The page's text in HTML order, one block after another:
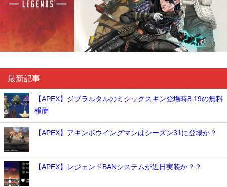
最新記事
【APEX】ジブラルタルのミシックスキン登場時8.19の無料
報酬
【APEX】アキンボウイングマンはシーズン31に登場か？
【APEX】レジェンドBANシステムが近日実装か？？